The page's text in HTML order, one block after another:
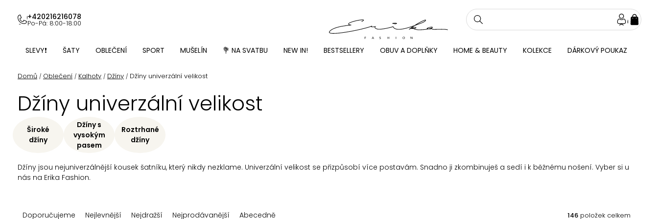
obsah
+420216216078
Po-Pá: 8:00-18:00
SLEVY❗ ŠATY OBLEČENÍ SPORT MUŠELÍN 💐 NA SVATBU NEW IN! BESTSELLERY OBUV A DOPLŇKY HOME & BEAUTY KOLEKCE DÁRKOVÝ POUKAZ
Domů / Oblečení / Kalhoty / Džíny / Džíny univerzální velikost
Džíny univerzální velikost
Džíny jsou nejuniverzálnější kousek šatníku, který nikdy nezklame. Univerzální velikost se přizpůsobí více postavám. Snadno ji zkombinuješ a sedí i k běžnému nošení. Vyber si u
nás na Erika Fashion.
Široké
džíny
Džíny s
vysokým
pasem
Roztrhané
džíny
Ř
Doporučujeme Nejlevnější Nejdražší Nejprodávanější Abecedně 146 položek celkem